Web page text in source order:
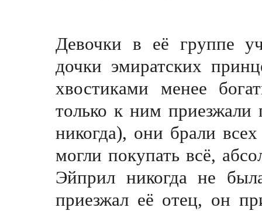
Девочки в её группе
дочки эмиратских
хвостиками менее
только к ним
никогда), они брали
могли покупать всё,
Эйприл никогда не
приезжал её отец, он